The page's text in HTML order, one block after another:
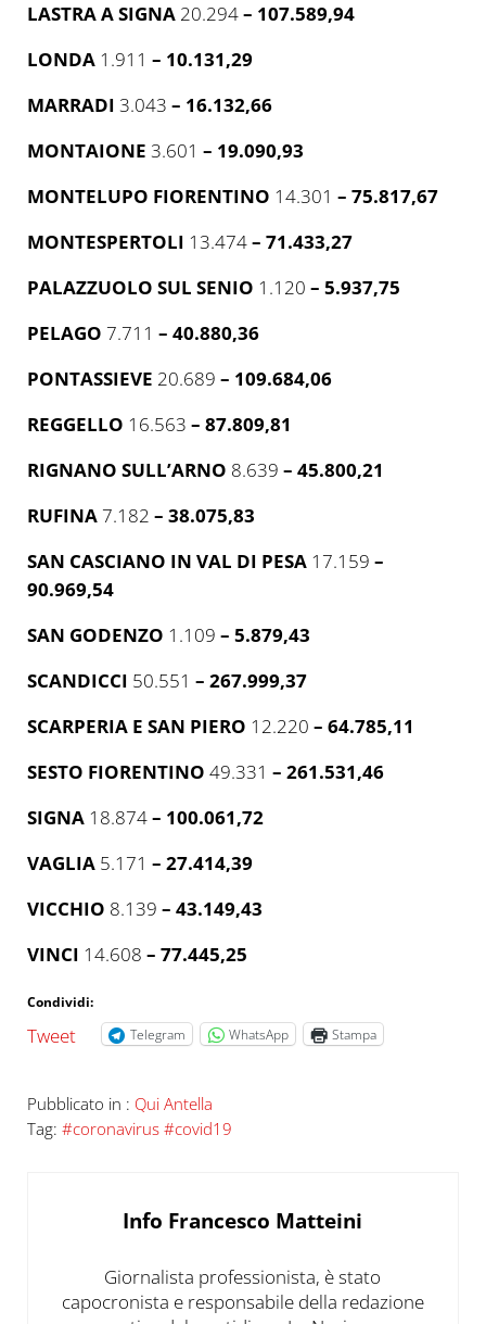
LASTRA A SIGNA 20.294– 107.589,94
LONDA 1.911 – 10.131,29
MARRADI 3.043 – 16.132,66
MONTAIONE 3.601 – 19.090,93
MONTELUPO FIORENTINO 14.301 – 75.817,67
MONTESPERTOLI 13.474– 71.433,27
PALAZZUOLO SUL SENIO 1.120 – 5.937,75
PELAGO 7.711 – 40.880,36
PONTASSIEVE 20.689 – 109.684,06
REGGELLO 16.563 – 87.809,81
RIGNANO SULL’ARNO 8.639 – 45.800,21
RUFINA7.182 – 38.075,83
SAN CASCIANO IN VAL DI PESA 17.159 –
90.969,54
SAN GODENZO 1.109 – 5.879,43
SCANDICCI 50.551 – 267.999,37
SCARPERIA E SAN PIERO 12.220 – 64.785,11
SESTO FIORENTINO 49.331 – 261.531,46
SIGNA 18.874– 100.061,72
VAGLIA 5.171 – 27.414,39
VICCHIO 8.139 – 43.149,43
VINCI 14.608 – 77.445,25
Condividi:
Tweet Telegram WhatsApp Stampa
Pubblicato in : Qui Antella
Tag: #coronavirus #covid19
Info Francesco Matteini
Giornalista professionista, è stato
capocronista e responsabile della redazione